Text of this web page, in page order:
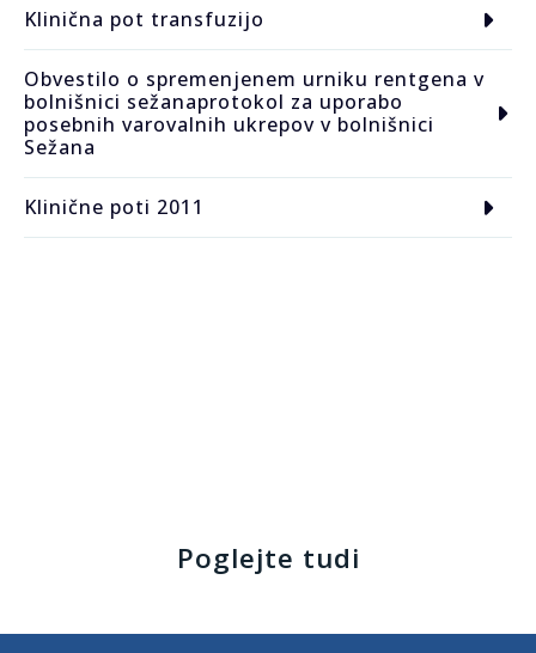
Klinična pot transfuzijo
Obvestilo o spremenjenem urniku rentgena v
bolnišnici sežanaprotokol za uporabo
posebnih varovalnih ukrepov v bolnišnici
Sežana
Klinične poti 2011
Poglejte tudi